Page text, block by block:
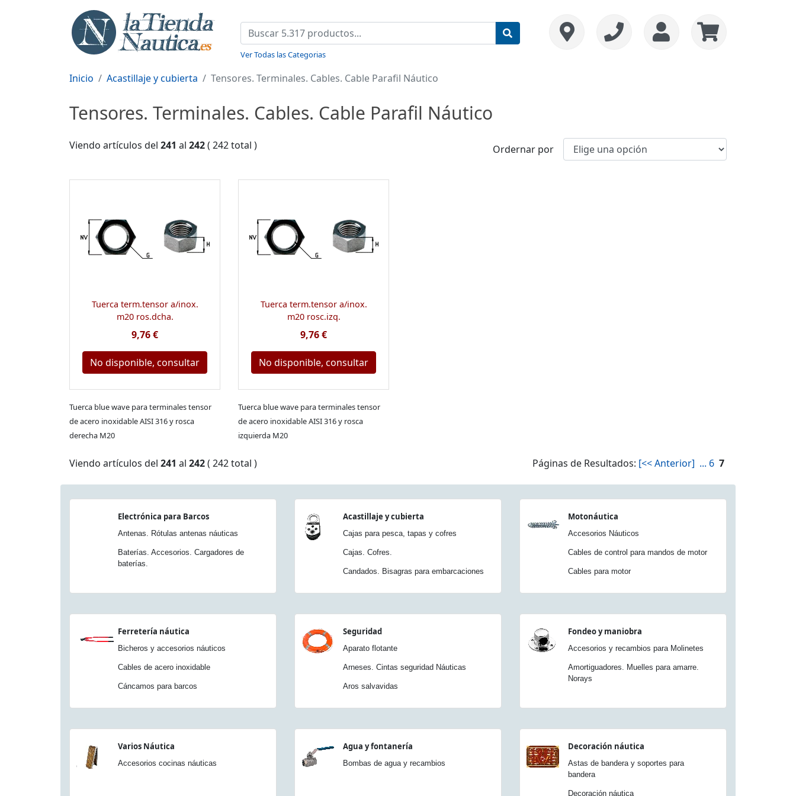
Ver Todas las Categorias
Inicio Acastillaje y cubierta Tensores. Terminales. Cables. Cable Parafil Náutico
Tensores. Terminales. Cables. Cable Parafil Náutico
Viendo artículos del 241 al 242( 242 total ) Ordernar por
Tuerca term.tensor a/inox.
m20 ros.dcha.
9,76 €
No disponible, consultar
Tuerca blue wave para terminales tensor
de acero inoxidable AISI 316 y rosca
derecha M20
Tuerca term.tensor a/inox.
m20 rosc.izq.
9,76 €
No disponible, consultar
Tuerca blue wave para terminales tensor
de acero inoxidable AISI 316 y rosca
izquierda M20
Viendo artículos del 241 al 242( 242 total ) Páginas de Resultados: [<< Anterior] ... 6 7
Electrónica para Barcos
Antenas. Rótulas antenas náuticas
Baterías. Accesorios. Cargadores de
baterías.
Acastillaje y cubierta
Cajas para pesca, tapas y cofres
Cajas. Cofres.
Candados. Bisagras para embarcaciones
Motonáutica
Accesorios Náuticos
Cables de control para mandos de motor
Cables para motor
Ferretería náutica
Bicheros y accesorios náuticos
Cables de acero inoxidable
Cáncamos para barcos
Seguridad
Aparato flotante
Arneses. Cintas seguridad Náuticas
Aros salvavidas
Fondeo y maniobra
Accesorios y recambios para Molinetes
Amortiguadores. Muelles para amarre.
Norays
Varios Náutica
Accesorios cocinas náuticas
Agua y fontanería
Bombas de agua y recambios
Decoración náutica
Astas de bandera y soportes para
bandera
Decoración náutica